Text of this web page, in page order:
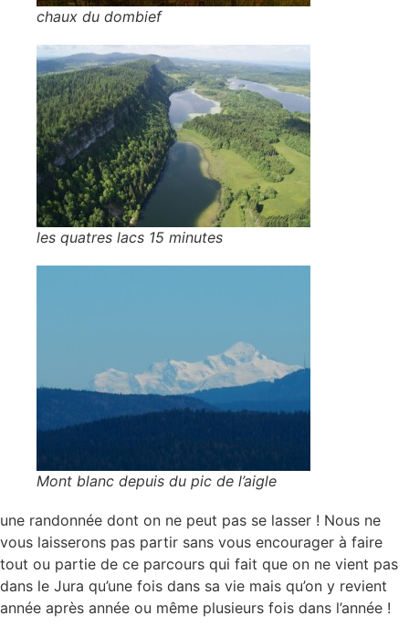
chaux du dombief
les quatres lacs 15 minutes
Mont blanc depuis du pic de l’aigle
une randonnée dont on ne peut pas se lasser ! Nous ne
vous laisserons pas partir sans vous encourager à faire
tout ou partie de ce parcours qui fait que on ne vient pas
dans le Jura qu’une fois dans sa vie mais qu’on y revient
année après année ou même plusieurs fois dans l’année !